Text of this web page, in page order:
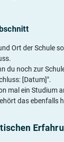
Ort der Schule
du noch zur
[Datum]".
mal ein Studium
das ebenfalls